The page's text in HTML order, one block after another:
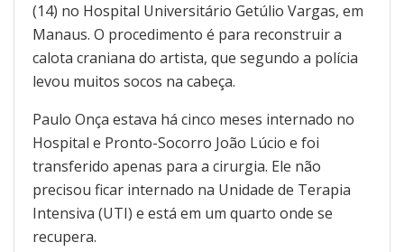
(14) no Hospital Universitário Getúlio Vargas, em
Manaus. O procedimento é para reconstruir a
calota craniana do artista, que segundo a polícia
levou muitos socos na cabeça.
Paulo Onça estava há cinco meses internado no
Hospital e Pronto-Socorro João Lúcio e foi
transferido apenas para a cirurgia. Ele não
precisou ficar internado na Unidade de Terapia
Intensiva (UTI) e está em um quarto onde se
recupera.